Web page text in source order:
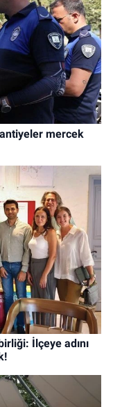
mercek
İlçeye adını